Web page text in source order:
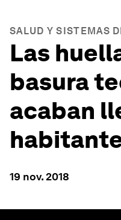
SALUD Y SISTEMAS
Las
basura
acaban
19 nov. 2018